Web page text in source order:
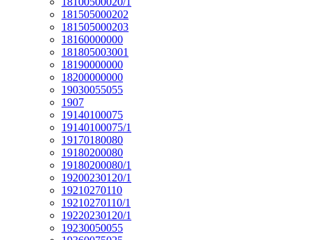
181505000202
181505000203
18160000000
181805003001
18190000000
18200000000
19030055055
1907
19140100075
19140100075/1
19170180080
19180200080
19180200080/1
19200230120/1
19210270110
19210270110/1
19220230120/1
19230050055